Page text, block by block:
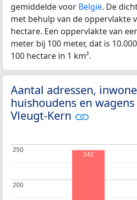
gemiddelde voor België. De
met behulp van de oppervlakte
hectare. Een oppervlakte van
meter bij 100 meter, dat is
100 hectare in 1 km².
Aantal adressen,
huishoudens en
Vleugt-Kern
200
200
250
250
242